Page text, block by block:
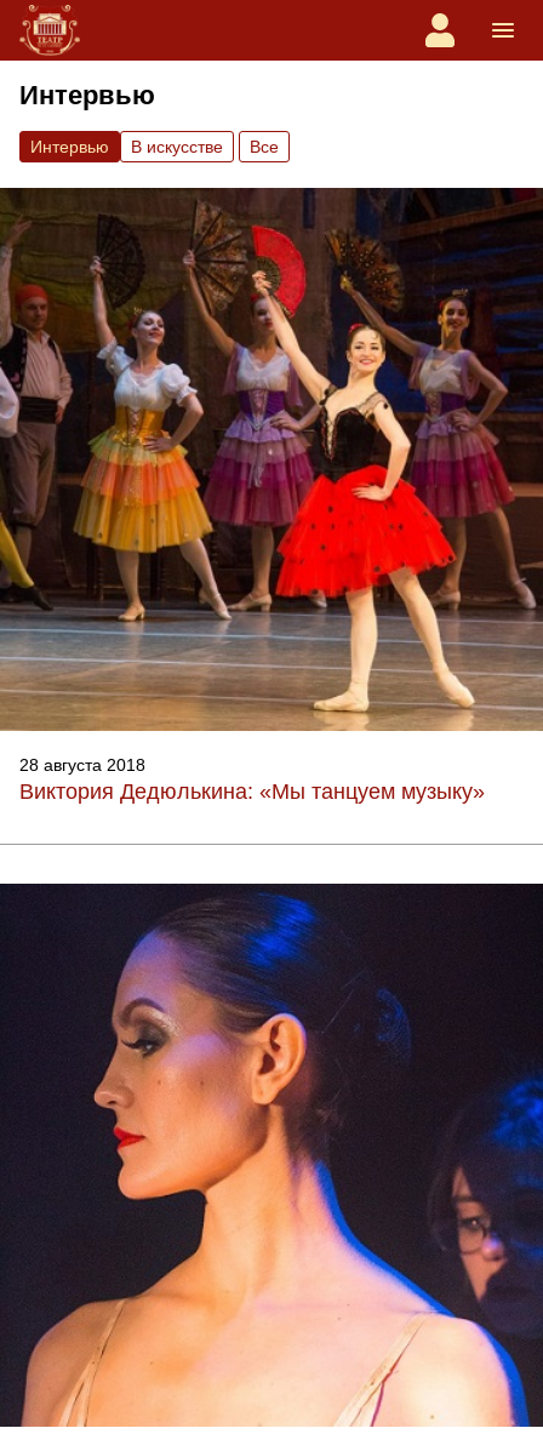
Интервью
Интервью В искусстве Вce
28 августа 2018
Виктория Дедюлькина: «Мы танцуем музыку»